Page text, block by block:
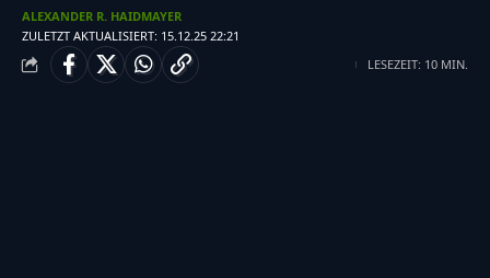
ZULETZT AKTUALISIERT: 15.12.25 22:21
ALEXANDER R. HAIDMAYER
LESEZEIT: 10 MIN.